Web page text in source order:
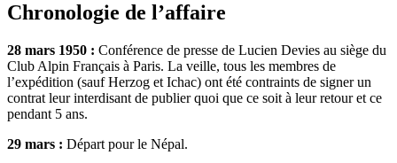
Chronologie de l’affaire
28 mars 1950 : Conférence de presse de Lucien Devies au siège du
Club Alpin Français à Paris. La veille, tous les membres de
l’expédition (sauf Herzog et Ichac) ont été contraints de signer un
contrat leur interdisant de publier quoi que ce soit à leur retour et ce
pendant 5 ans.
29 mars : Départ pour le Népal.